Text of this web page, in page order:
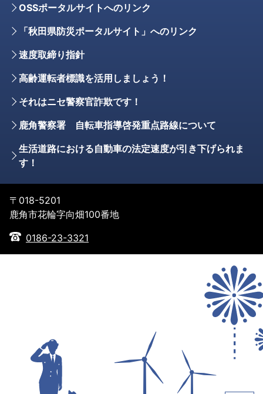
OSSポータルサイトへのリンク
「秋田県防災ポータルサイト」へのリンク
速度取締り指針
高齢運転者標識を活用しましょう！
それはニセ警察官詐欺です！
鹿角警察署 自転車指導啓発重点路線について
生活道路における自動車の法定速度が引き下げられま
す！
〒018-5201
鹿角市花輪字向畑100番地
0186-23-3321